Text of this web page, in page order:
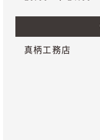
真柄工務店